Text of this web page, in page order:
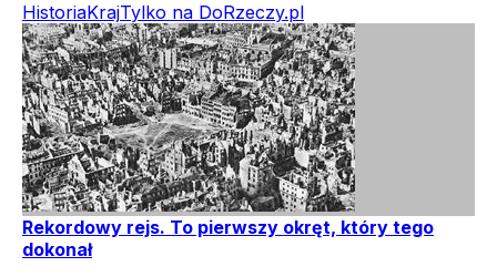
HistoriaKrajTylko na DoRzeczy.pl
Rekordowy rejs. To pierwszy okręt, który tego
dokonał